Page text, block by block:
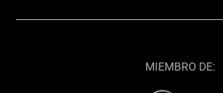
MIEMBRO DE: